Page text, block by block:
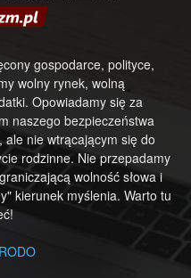
gospodarce, polityce,
wolny rynek, wolną
Opowiadamy się za
naszego bezpieczeństwa
nie wtrącającym się do
rodzinne. Nie przepadamy
wolność słowa i
kierunek myślenia. Warto tu